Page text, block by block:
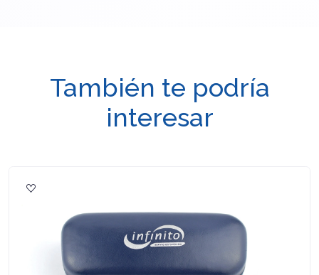
También te podría
interesar